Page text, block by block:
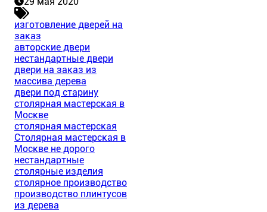
изготовление дверей на
заказ
авторские двери
нестандартные двери
двери на заказ из
массива дерева
двери под старину
столярная мастерская в
Москве
столярная мастерская
Столярная мастерская в
Москве не дорого
нестандартные
столярные изделия
столярное производство
производство плинтусов
из дерева